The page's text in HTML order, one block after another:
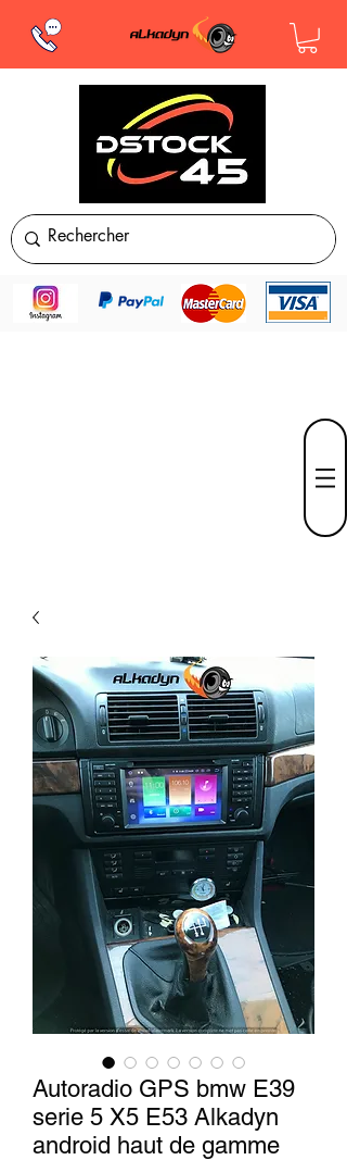
Autoradio GPS bmw E39
serie 5 X5 E53 Alkadyn
android haut de gamme